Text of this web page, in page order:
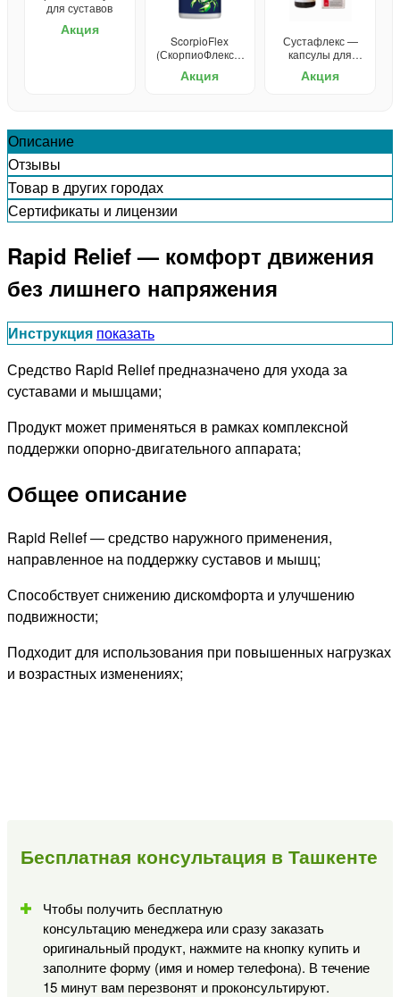
для суставов
Акция
ScorpioFlex
(СкорпиоФлекс) -
суставов
Акция
Сустафлекс —
капсулы для
Акция
Описание
Отзывы
Товар в других городах
Сертификаты и лицензии
Rapid Relief — комфорт движения
без лишнего напряжения
Инструкция показать
Средство Rapid Relief предназначено для ухода за
суставами и мышцами;
Продукт может применяться в рамках комплексной
поддержки опорно-двигательного аппарата;
Общее описание
Rapid Relief — средство наружного применения,
направленное на поддержку суставов и мышц;
Способствует снижению дискомфорта и улучшению
подвижности;
Подходит для использования при повышенных нагрузках
и возрастных изменениях;
Бесплатная консультация в Ташкенте
Чтобы получить бесплатную
консультацию менеджера или сразу заказать
оригинальный продукт, нажмите на кнопку купить и
заполните форму (имя и номер телефона). В течение
15 минут вам перезвонят и проконсультируют.